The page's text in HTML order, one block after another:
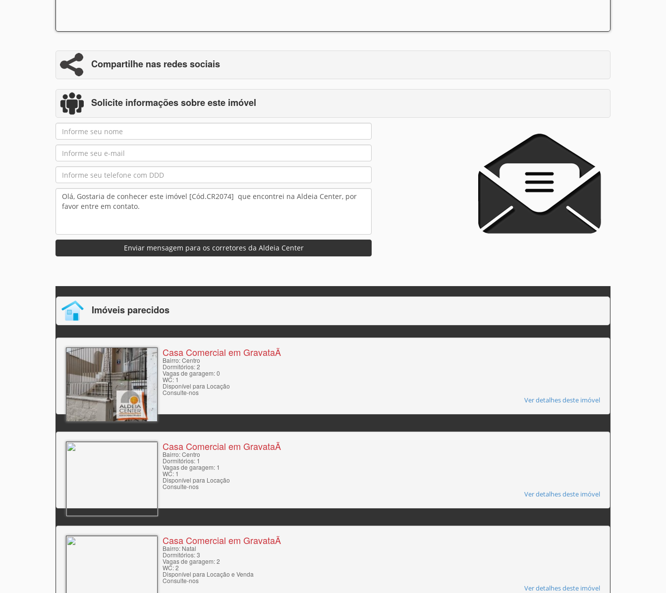
Compartilhe nas redes sociais
Solicite informações sobre este imóvel
Enviar mensagem para os corretores da Aldeia Center
Imóveis parecidos
Casa Comercial em GravataÃ­
Bairro: Centro
Dormitórios: 2
Vagas de garagem: 0
WC: 1
Disponível para Locação
Consulte-nos
Ver detalhes deste imóvel
Casa Comercial em GravataÃ­
Bairro: Centro
Dormitórios: 1
Vagas de garagem: 1
WC: 1
Disponível para Locação
Consulte-nos
Ver detalhes deste imóvel
Casa Comercial em GravataÃ­
Bairro: Natal
Dormitórios: 3
Vagas de garagem: 2
WC: 2
Disponível para Locação e Venda
Consulte-nos
Ver detalhes deste imóvel